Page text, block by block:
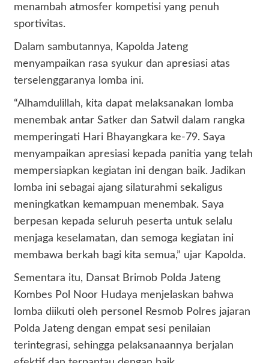
menambah atmosfer kompetisi yang penuh
sportivitas.
Dalam sambutannya, Kapolda Jateng
menyampaikan rasa syukur dan apresiasi atas
terselenggaranya lomba ini.
“Alhamdulillah, kita dapat melaksanakan lomba
menembak antar Satker dan Satwil dalam rangka
memperingati Hari Bhayangkara ke-79. Saya
menyampaikan apresiasi kepada panitia yang telah
mempersiapkan kegiatan ini dengan baik. Jadikan
lomba ini sebagai ajang silaturahmi sekaligus
meningkatkan kemampuan menembak. Saya
berpesan kepada seluruh peserta untuk selalu
menjaga keselamatan, dan semoga kegiatan ini
membawa berkah bagi kita semua,” ujar Kapolda.
Sementara itu, Dansat Brimob Polda Jateng
Kombes Pol Noor Hudaya menjelaskan bahwa
lomba diikuti oleh personel Resmob Polres jajaran
Polda Jateng dengan empat sesi penilaian
terintegrasi, sehingga pelaksanaannya berjalan